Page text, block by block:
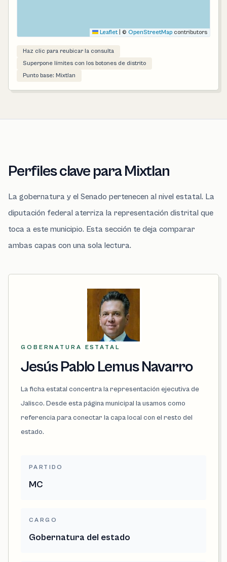
Leaflet © OpenStreetMap contributors
Haz clic para reubicar la consulta
Superpone límites con los botones de distrito
Punto base: Mixtlan
Perfiles clave para Mixtlan
La gobernatura y el Senado pertenecen al nivel estatal. La
diputación federal aterriza la representación distrital que
toca a este municipio. Esta sección te deja comparar
ambas capas con una sola lectura.
GOBERNATURA ESTATAL
Jesús Pablo Lemus Navarro
La ficha estatal concentra la representación ejecutiva de
Jalisco. Desde esta página municipal la usamos como
referencia para conectar la capa local con el resto del
estado.
PARTIDO
MC
CARGO
Gobernatura del estado